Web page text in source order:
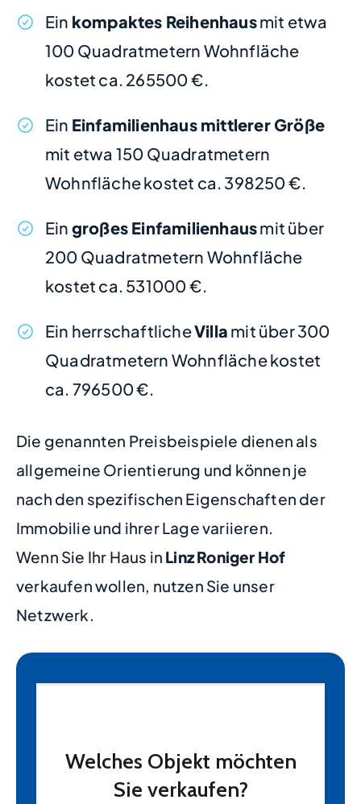
Ein kompaktes Reihenhausmit etwa
100 Quadratmetern Wohnfläche
kostet ca. 265500 €.
Ein Einfamilienhaus mittlerer Größe
mit etwa 150 Quadratmetern
Wohnfläche kostet ca. 398250 €.
Ein großes Einfamilienhausmit über
200 Quadratmetern Wohnfläche
kostet ca. 531000 €.
Ein herrschaftlicheVilla mit über 300
Quadratmetern Wohnfläche kostet
ca. 796500 €.
Die genannten Preisbeispiele dienen als
allgemeine Orientierung und können je
nach den spezifischen Eigenschaften der
Immobilie und ihrer Lage variieren.
Wenn Sie Ihr Haus in Linz Roniger Hof
verkaufen wollen, nutzen Sie unser
Netzwerk.